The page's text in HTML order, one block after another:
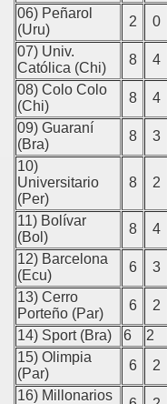
06) Peñarol
(Uru)
2 0
07) Univ.
Católica (Chi)
8 4
08) Colo Colo
(Chi)
8 4
09) Guaraní
(Bra)
8 3
10)
Universitario
(Per)
8 2
11) Bolívar
(Bol)
8 4
12) Barcelona
(Ecu)
6 3
13) Cerro
Porteño (Par)
6 2
14) Sport (Bra)
6 2
15) Olimpia
(Par)
6 2
16) Millonarios